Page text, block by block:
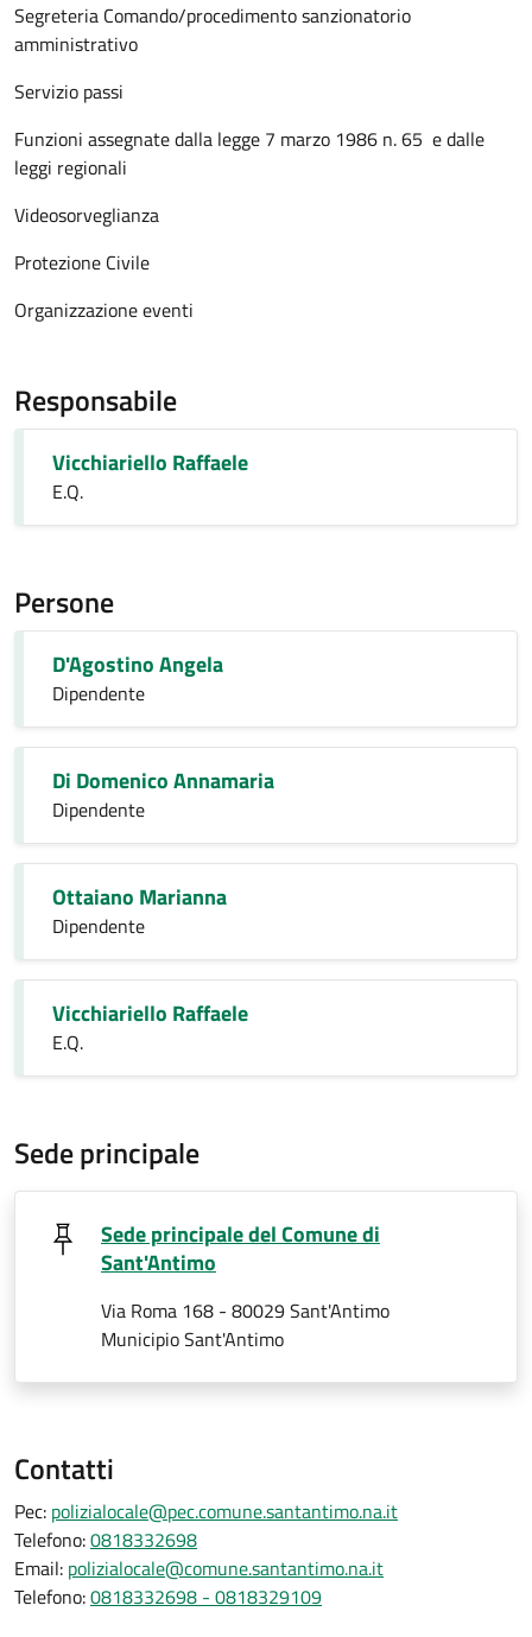
Segreteria Comando/procedimento sanzionatorio
amministrativo
Servizio passi
Funzioni assegnate dalla legge 7 marzo 1986 n. 65 e dalle
leggi regionali
Videosorveglianza
Protezione Civile
Organizzazione eventi
Responsabile
Vicchiariello Raffaele
E.Q.
Persone
D'Agostino Angela
Dipendente
Di Domenico Annamaria
Dipendente
Ottaiano Marianna
Dipendente
Vicchiariello Raffaele
E.Q.
Sede principale
Sede principale del Comune di
Sant'Antimo
Via Roma 168 - 80029 Sant'Antimo
Municipio Sant'Antimo
Contatti
Pec: polizialocale@pec.comune.santantimo.na.it
Telefono:0818332698
Email: polizialocale@comune.santantimo.na.it
Telefono:0818332698 - 0818329109